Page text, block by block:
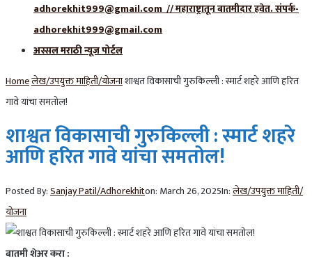
adhorekhit999@gmail.com // महाराष्ट्रातून बातमीदार हवेत. संपर्क-
adhorekhit999@gmail.com
अस्सल मराठी न्यूज पोर्टल
Homeलेख/उपयुक्त माहिती/योजनाशाश्वत विकासाची गुरुकिल्ली : स्मार्ट शहरे आणि हरित
गावे यांचा समतोल!
शाश्वत विकासाची गुरुकिल्ली : स्मार्ट शहरे
आणि हरित गावे यांचा समतोल!
Posted By:Sanjay Patil/Adhorekhiton: March 26, 2025In:लेख/उपयुक्त माहिती/
योजना
बातमी शेअर करा :